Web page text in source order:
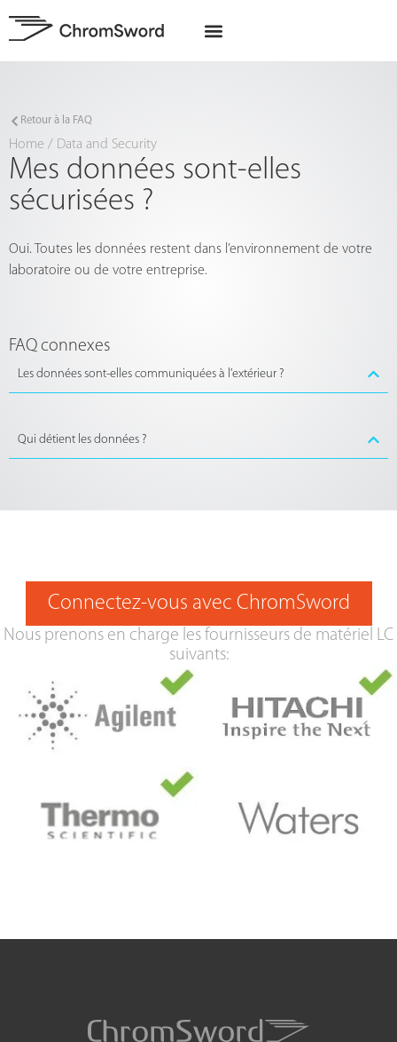
Retour à la FAQ
Home / Data and Security
Mes données sont-elles
sécurisées ?
Oui. Toutes les données restent dans l’environnement de votre
laboratoire ou de votre entreprise.
FAQ connexes
Les données sont-elles communiquées à l’extérieur ?
Qui détient les données ?
Connectez-vous avec ChromSword
Nous prenons en charge les fournisseurs de matériel LC
suivants: